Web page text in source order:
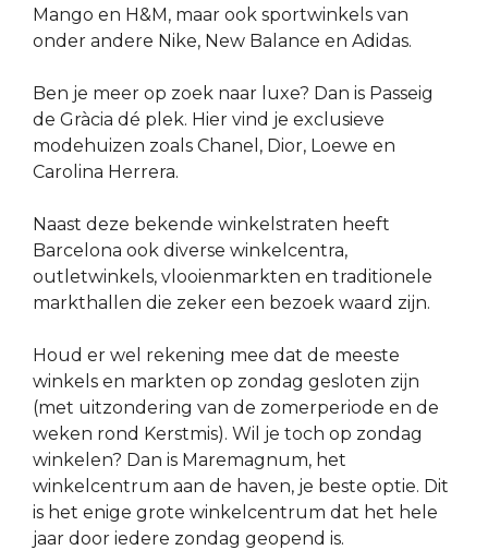
Mango en H&M, maar ook sportwinkels van
onder andere Nike, New Balance en Adidas.
Ben je meer op zoek naar luxe? Dan is Passeig
de Gràcia dé plek. Hier vind je exclusieve
modehuizen zoals Chanel, Dior, Loewe en
Carolina Herrera.
Naast deze bekende winkelstraten heeft
Barcelona ook diverse winkelcentra,
outletwinkels, vlooienmarkten en traditionele
markthallen die zeker een bezoek waard zijn.
Houd er wel rekening mee dat de meeste
winkels en markten op zondag gesloten zijn
(met uitzondering van de zomerperiode en de
weken rond Kerstmis). Wil je toch op zondag
winkelen? Dan is Maremagnum, het
winkelcentrum aan de haven, je beste optie. Dit
is het enige grote winkelcentrum dat het hele
jaar door iedere zondag geopend is.